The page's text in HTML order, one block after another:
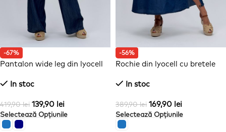
-67%
Pantalon wide leg din lyocell
In stoc
419,90lei 139,90 lei
Selectează Opțiunile
-56%
Rochie din lyocell cu bretele
In stoc
389,90lei 169,90 lei
Selectează Opțiunile